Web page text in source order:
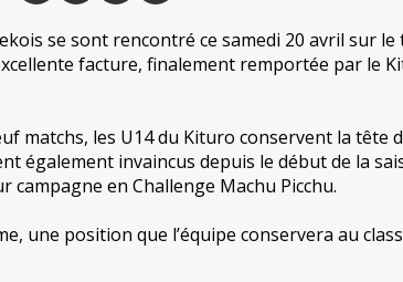
se sont rencontré ce samedi 20 avril sur
facture, finalement remportée par le
matchs, les U14 du Kituro conservent la tête
également invaincus depuis le début de la
campagne en Challenge Machu Picchu.
une position que l’équipe conservera au